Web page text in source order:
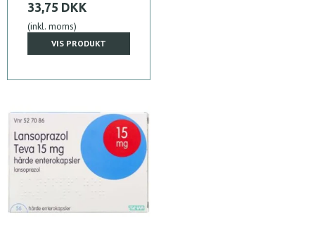
33,75 DKK
(inkl. moms)
VIS PRODUKT